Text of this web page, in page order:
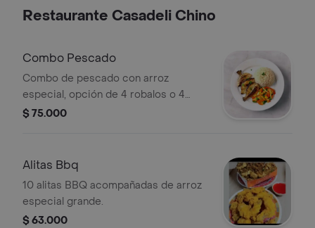
Restaurante Casadeli Chino
Combo Pescado
Combo de pescado con arroz
especial, opción de 4 robalos o 4
tilapias, acompañado de chopsuey de
$ 75.000
Alitas Bbq
10 alitas BBQ acompañadas de arroz
especial grande.
$ 63.000